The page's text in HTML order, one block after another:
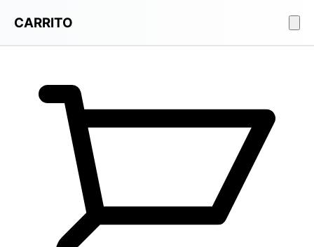
CARRITO